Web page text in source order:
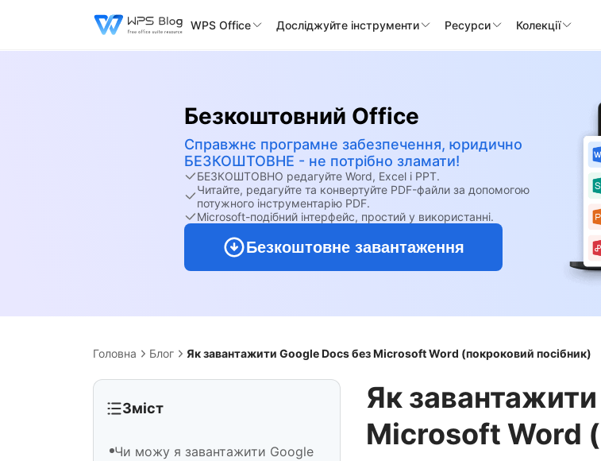
WPS Office Досліджуйте інструменти Ресурси Колекції
Безкоштовний Office
Справжнє програмне забезпечення, юридично
БЕЗКОШТОВНЕ - не потрібно зламати!
БЕЗКОШТОВНО редагуйте Word, Excel і PPT.
Читайте, редагуйте та конвертуйте PDF-файли за допомогою
потужного інструментарію PDF.
Microsoft-подібний інтерфейс, простий у використанні.
Безкоштовне завантаження
Головна Блог Як завантажити Google Docs без Microsoft Word (покроковий посібник)
Зміст
Чи можу я завантажити Google
Як
Microsoft Word